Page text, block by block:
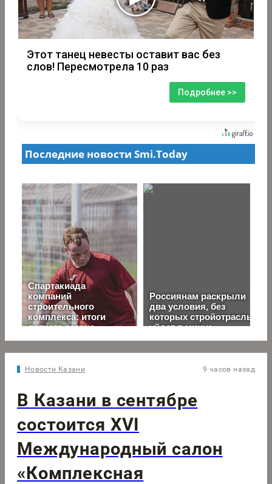
Этот танец невесты оставит вас без
слов! Пересмотрела 10 раз
Подробнее >>
Новости Казани 9 часов назад
В Казани в сентябре
состоится XVI
Международный салон
«Комплексная